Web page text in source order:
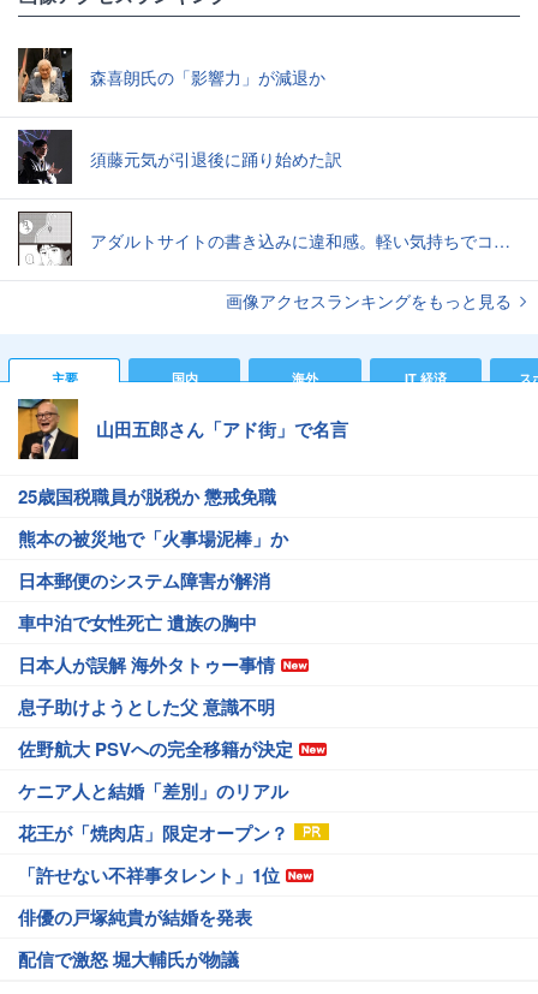
森喜朗氏の「影響力」が減退か
須藤元気が引退後に踊り始めた訳
アダルトサイトの書き込みに違和感。軽い気持ちでコメントしてみると…／近畿地方のある場所について（1）
画像アクセスランキングをもっと見る
主要 国内 海外 IT 経済 ス
山田五郎さん「アド街」で名言
25歳国税職員が脱税か 懲戒免職
熊本の被災地で「火事場泥棒」か
日本郵便のシステム障害が解消
車中泊で女性死亡 遺族の胸中
日本人が誤解 海外タトゥー事情
息子助けようとした父 意識不明
佐野航大 PSVへの完全移籍が決定
ケニア人と結婚「差別」のリアル
花王が「焼肉店」限定オープン？
「許せない不祥事タレント」1位
俳優の戸塚純貴が結婚を発表
配信で激怒 堀大輔氏が物議